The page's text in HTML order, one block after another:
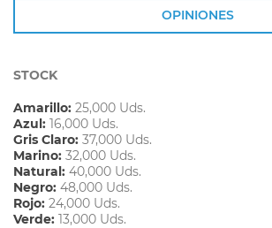
OPINIONES
STOCK
Amarillo: 25,000 Uds.
Azul: 16,000 Uds.
Gris Claro: 37,000 Uds.
Marino: 32,000 Uds.
Natural: 40,000 Uds.
Negro: 48,000 Uds.
Rojo: 24,000 Uds.
Verde: 13,000 Uds.